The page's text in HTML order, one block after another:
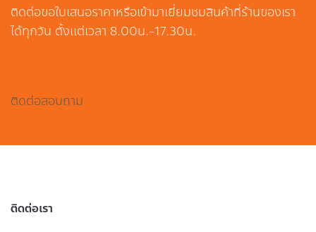
ติดต่อขอใบเสนอราคาหรือเข้ามาเยี่ยมชมสินค้าที่ร้านของเรา
ได้ทุกวัน ตั้งแต่เวลา 8.00น.-17.30น.
ติดต่อสอบถาม
ติดต่อเรา